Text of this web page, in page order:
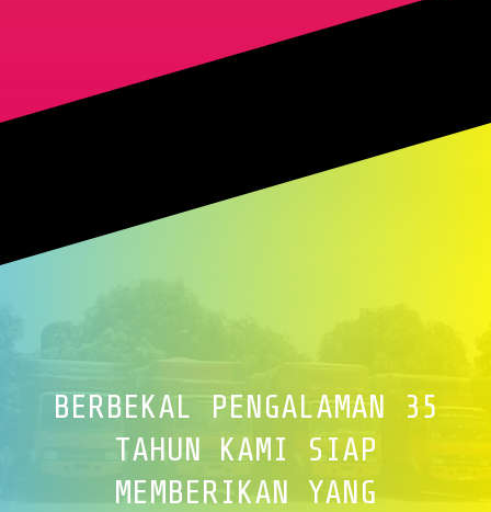
BERBEKAL PENGALAMAN 35
TAHUN KAMI SIAP
MEMBERIKAN YANG